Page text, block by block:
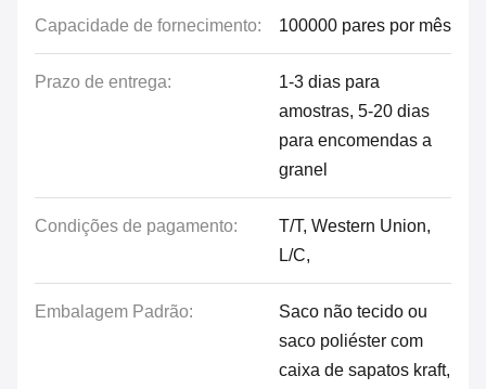
Capacidade de fornecimento: 100000 pares por mês
Prazo de entrega:
1-3 dias para
amostras, 5-20 dias
para encomendas a
granel
Condições de pagamento:
T/T, Western Union,
L/C,
Embalagem Padrão:
Saco não tecido ou
saco poliéster com
caixa de sapatos kraft,